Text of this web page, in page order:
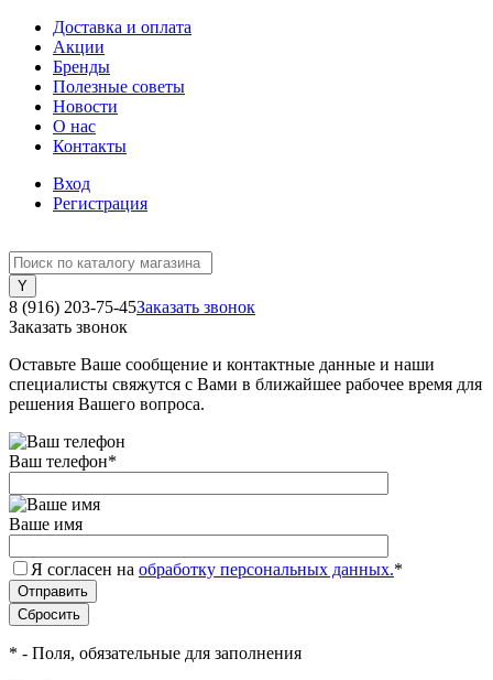
Доставка и оплата
Акции
Бренды
Полезные советы
Новости
О нас
Контакты
Вход
Регистрация
8 (916) 203-75-45Заказать звонок
Заказать звонок
Оставьте Ваше сообщение и контактные данные и наши
специалисты свяжутся с Вами в ближайшее рабочее время для
решения Вашего вопроса.
Ваш телефон*
Ваше имя
Я согласен на обработку персональных данных.*
* - Поля, обязательные для заполнения